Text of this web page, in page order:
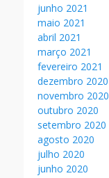
junho 2021
maio 2021
abril 2021
março 2021
fevereiro 2021
dezembro 2020
novembro 2020
outubro 2020
setembro 2020
agosto 2020
julho 2020
junho 2020